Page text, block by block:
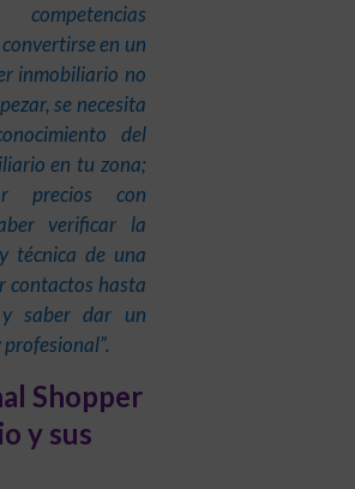
en un
inmobiliario no
se necesita
del
en tu zona;
precios con
verificar la
técnica de una
contactos hasta
saber dar un
Shopper
y sus